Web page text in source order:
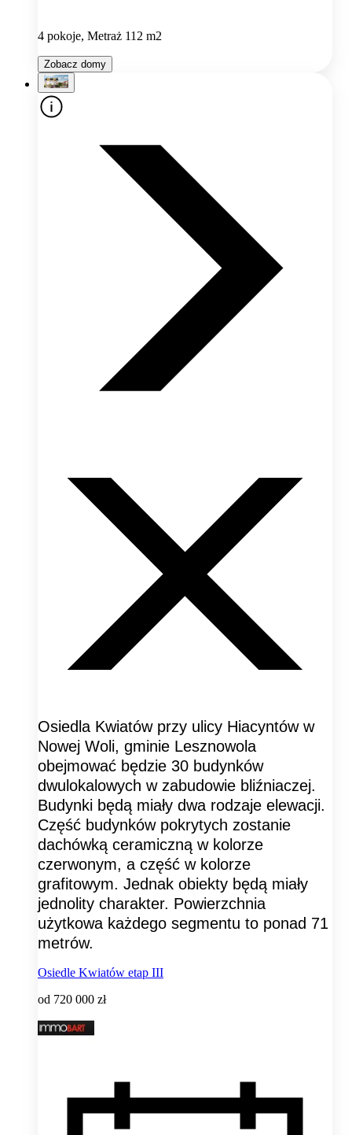
4 pokoje, Metraż 112 m2
Zobacz domy
Osiedla Kwiatów przy ulicy Hiacyntów w
Nowej Woli, gminie Lesznowola
obejmować będzie 30 budynków
dwulokalowych w zabudowie bliźniaczej.
Budynki będą miały dwa rodzaje elewacji.
Część budynków pokrytych zostanie
dachówką ceramiczną w kolorze
czerwonym, a część w kolorze
grafitowym. Jednak obiekty będą miały
jednolity charakter. Powierzchnia
użytkowa każdego segmentu to ponad 71
metrów.
Osiedle Kwiatów etap III
od 720 000 zł